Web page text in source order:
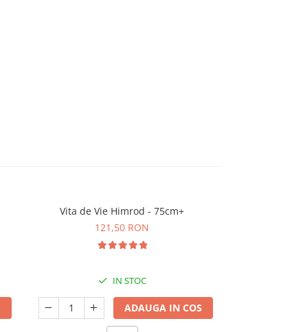
Vita de Vie Himrod - 75cm+
121,50 RON
IN STOC
ADAUGA IN COS